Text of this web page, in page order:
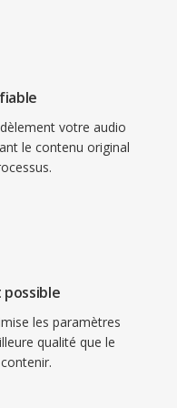
sûr le matériel
a été intégrée
et de
prend
riches
la bibliothèque
votre audio
le contenu original
les paramètres
qualité que le